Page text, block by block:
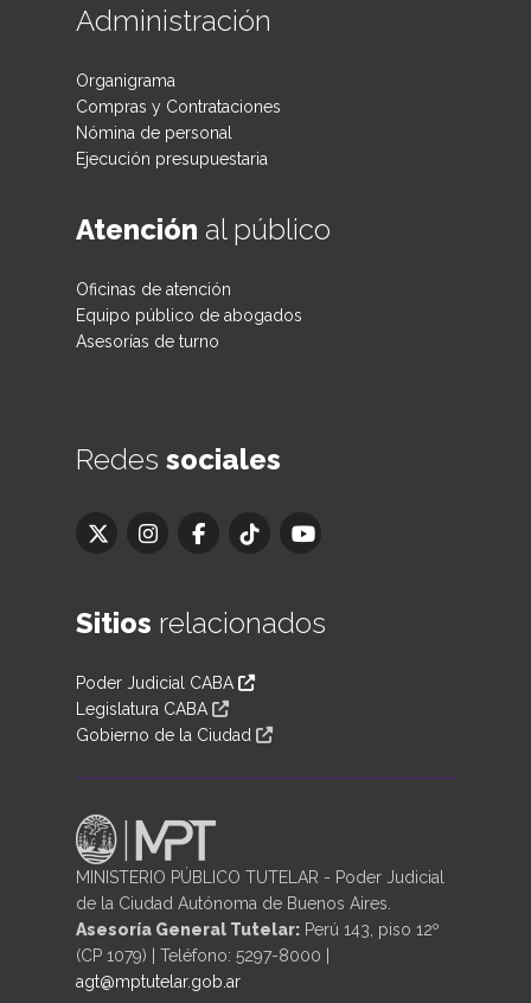
Administración
Organigrama
Compras y Contrataciones
Nómina de personal
Ejecución presupuestaria
Atención al público
Oficinas de atención
Equipo público de abogados
Asesorías de turno
Redes sociales
Sitios relacionados
Poder Judicial CABA
Legislatura CABA
Gobierno de la Ciudad
MINISTERIO PÚBLICO TUTELAR - Poder Judicial
de la Ciudad Autónoma de Buenos Aires.
Asesoría General Tutelar: Perú 143, piso 12º
(CP 1079) | Teléfono: 5297-8000 |
agt@mptutelar.gob.ar